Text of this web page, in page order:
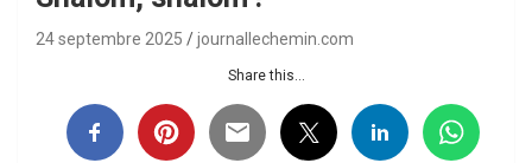
24 septembre 2025 journallechemin.com
Share this...